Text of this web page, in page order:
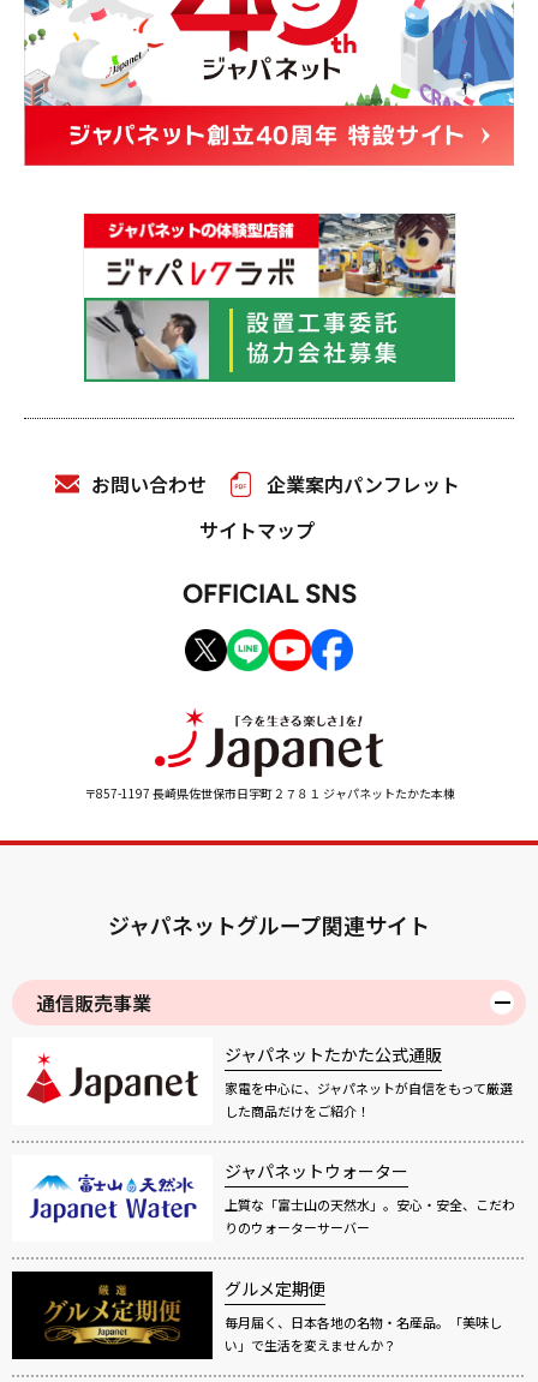
〒857-1197 長崎県佐世保市日宇町２７８１ ジャパネットたかた本棟
お問い合わせ
企業案内パンフレット
サイトマップ
OFFICIAL SNS
ジャパネットグループ関連サイト
通信販売事業
ジャパネットたかた公式通販
家電を中心に、ジャパネットが自信をもって厳選
した商品だけをご紹介！
ジャパネットウォーター
上質な「富士山の天然水」。安心・安全、こだわ
りのウォーターサーバー
グルメ定期便
毎月届く、日本各地の名物・名産品。「美味し
い」で生活を変えませんか？